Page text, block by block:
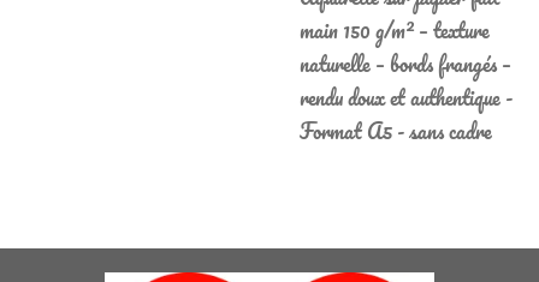
main 150 g/m² – texture
naturelle – bords frangés –
rendu doux et authentique -
Format A5 - sans cadre